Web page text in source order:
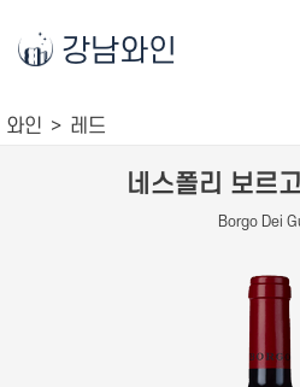
강남와인
와인 레드
네스폴리 보르
Borgo Dei